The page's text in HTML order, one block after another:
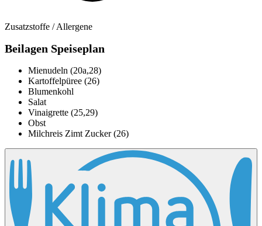
Zusatzstoffe / Allergene
Beilagen Speiseplan
Mienudeln (20a,28)
Kartoffelpüree (26)
Blumenkohl
Salat
Vinaigrette (25,29)
Obst
Milchreis Zimt Zucker (26)